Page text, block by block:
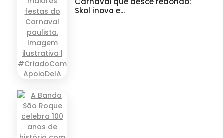
Skol inova e...